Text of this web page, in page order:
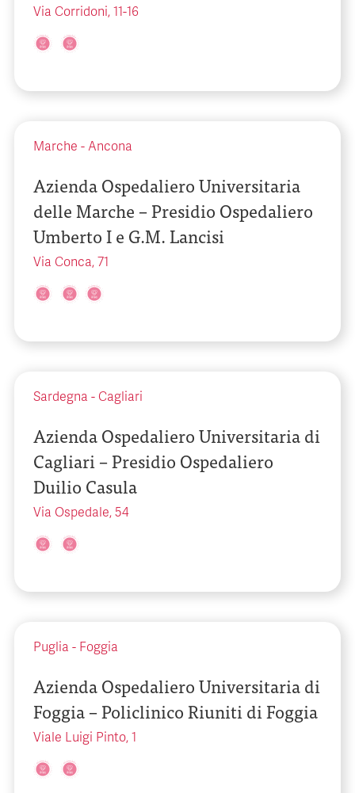
Via Corridoni, 11-16
Marche - Ancona
Azienda Ospedaliero Universitaria
delle Marche – Presidio Ospedaliero
Umberto I e G.M. Lancisi
Via Conca, 71
Sardegna - Cagliari
Azienda Ospedaliero Universitaria di
Cagliari – Presidio Ospedaliero
Duilio Casula
Via Ospedale, 54
Puglia - Foggia
Azienda Ospedaliero Universitaria di
Foggia – Policlinico Riuniti di Foggia
Viale Luigi Pinto, 1